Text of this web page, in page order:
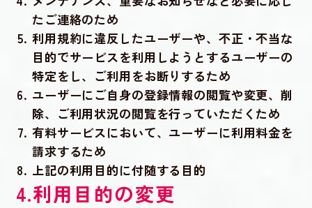
たご連絡のため
利用規約に違反したユーザーや、不正・不当な
目的でサービスを利用しようとするユーザーの
特定をし、ご利用をお断りするため
ユーザーにご自身の登録情報の閲覧や変更、削
除、ご利用状況の閲覧を行っていただくため
有料サービスにおいて、ユーザーに利用料金を
請求するため
上記の利用目的に付随する目的
4.利用目的の変更